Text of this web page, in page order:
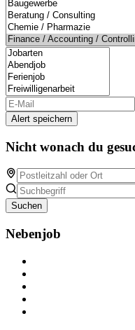
Alert speichern
Nicht wonach du
Suchen
Nebenjob